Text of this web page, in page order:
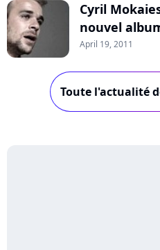
Cyril
nouvel
April 19, 2011
Toute l'actualité